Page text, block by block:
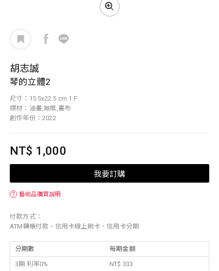
胡志誠
琴的立體2
尺寸：15.5x22.5 cm 1 F
媒材：油畫,無框,畫布
創作年份：2022
NT$ 1,000
我要訂購
？ 藝術品購買說明
付款方式：
ATM轉帳付款、信用卡線上刷卡、信用卡分期
分期數 每期金額
3期 利率0%
NT$ 333